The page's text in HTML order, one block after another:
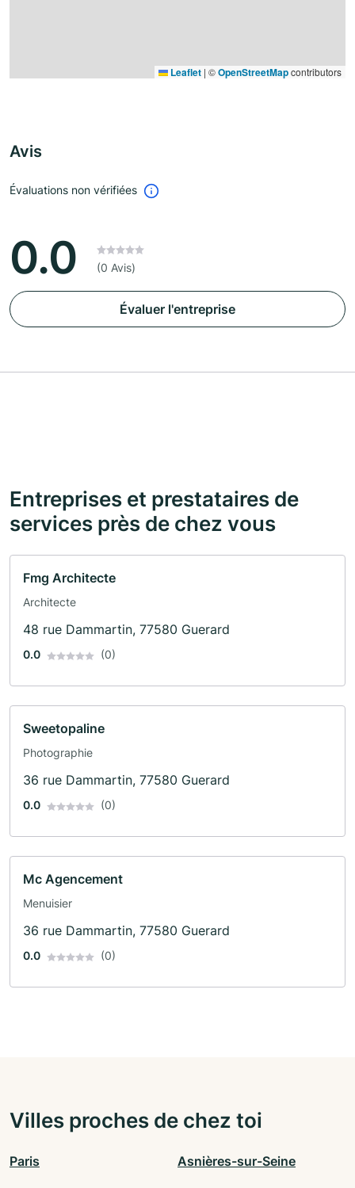
Leaflet | ©OpenStreetMapcontributors
Avis
Évaluations non vérifiées
0.0 (0 Avis)
Évaluer l'entreprise
Entreprises et prestataires de
services près de chez vous
Fmg Architecte
Architecte
48 rue Dammartin, 77580 Guerard
0.0 (0)
Sweetopaline
Photographie
36 rue Dammartin, 77580 Guerard
0.0 (0)
Mc Agencement
Menuisier
36 rue Dammartin, 77580 Guerard
0.0 (0)
Villes proches de chez toi
Paris Asnières-sur-Seine